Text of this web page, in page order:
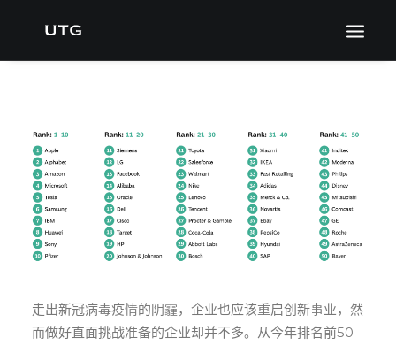
走出新冠病毒疫情的阴霾，企业也应该重启创新事业，然
而做好直面挑战准备的企业却并不多。从今年排名前50